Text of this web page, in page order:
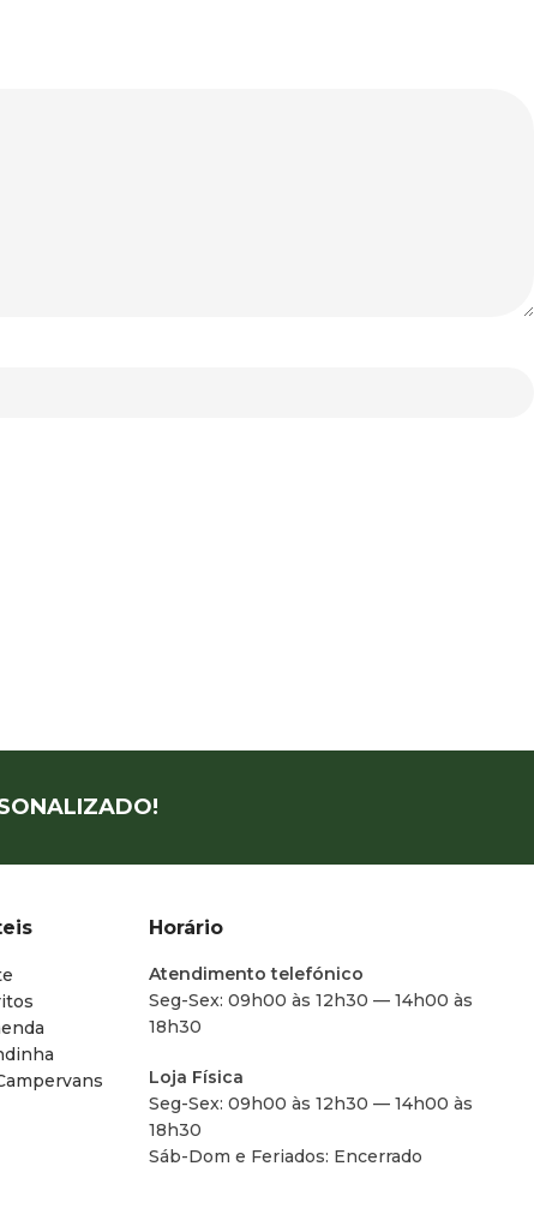
Horário
Atendimento telefónico
Seg-Sex: 09h00 às 12h30 — 14h00 às
18h30
Loja Física
Seg-Sex: 09h00 às 12h30 — 14h00 às
18h30
Sáb-Dom e Feriados: Encerrado